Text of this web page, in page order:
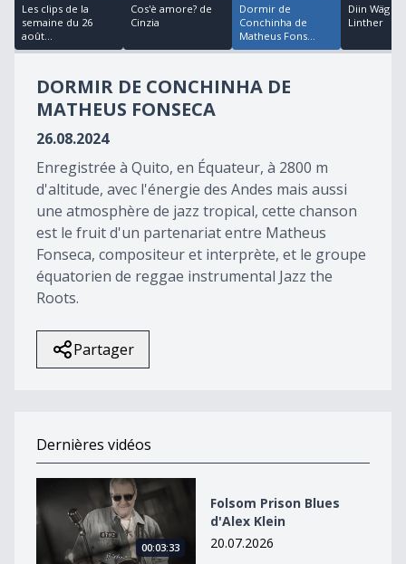
24
minutes,
seconds
Les clips de la
semaine du 26
août...
Cos'è amore? de
Cinzia
Dormir de
Conchinha de
Matheus Fons...
Diin Wäg de
Linther
DORMIR DE CONCHINHA DE
MATHEUS FONSECA
26.08.2024
Enregistrée à Quito, en Équateur, à 2800 m
d'altitude, avec l'énergie des Andes mais aussi
une atmosphère de jazz tropical, cette chanson
est le fruit d'un partenariat entre Matheus
Fonseca, compositeur et interprète, et le groupe
équatorien de reggae instrumental Jazz the
Roots.
Partager
Dernières vidéos
Folsom Prison Blues d&#039;Alex Klein
00:03:33
Folsom Prison Blues
d'Alex Klein
20.07.2026